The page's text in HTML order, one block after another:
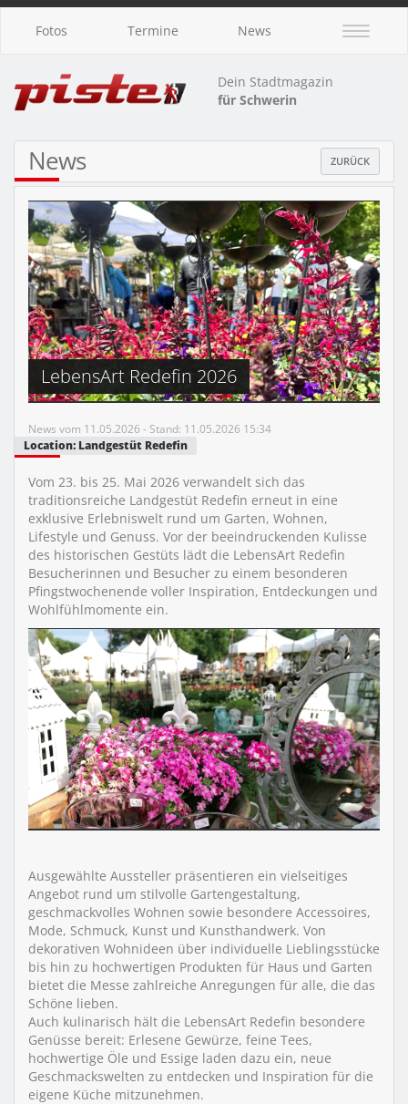
Fotos Termine News
Dein Stadtmagazin
für Schwerin
News ZURÜCK
LebensArt Redefin 2026
News vom 11.05.2026 - Stand: 11.05.2026 15:34
Location: Landgestüt Redefin
Vom 23. bis 25. Mai 2026 verwandelt sich das
traditionsreiche Landgestüt Redefin erneut in eine
exklusive Erlebniswelt rund um Garten, Wohnen,
Lifestyle und Genuss. Vor der beeindruckenden Kulisse
des historischen Gestüts lädt die LebensArt Redefin
Besucherinnen und Besucher zu einem besonderen
Pfingstwochenende voller Inspiration, Entdeckungen und
Wohlfühlmomente ein.
Ausgewählte Aussteller präsentieren ein vielseitiges
Angebot rund um stilvolle Gartengestaltung,
geschmackvolles Wohnen sowie besondere Accessoires,
Mode, Schmuck, Kunst und Kunsthandwerk. Von
dekorativen Wohnideen über individuelle Lieblingsstücke
bis hin zu hochwertigen Produkten für Haus und Garten
bietet die Messe zahlreiche Anregungen für alle, die das
Schöne lieben.
Auch kulinarisch hält die LebensArt Redefin besondere
Genüsse bereit: Erlesene Gewürze, feine Tees,
hochwertige Öle und Essige laden dazu ein, neue
Geschmackswelten zu entdecken und Inspiration für die
eigene Küche mitzunehmen.